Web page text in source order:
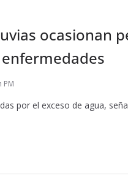
ocasionan
PM
por el exceso de agua,